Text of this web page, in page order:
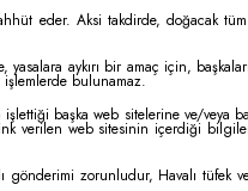
eder. Aksi takdirde, doğacak
aykırı bir amaç için,
işlemlerde bulunamaz.
başka web sitelerine ve/veya
verilen web sitesinin içerdiği
gönderimi zorunludur, Havalı tüfek